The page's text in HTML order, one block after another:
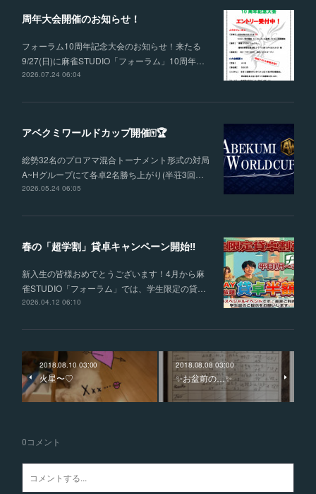
周年大会開催のお知らせ！
フォーラム10周年記念大会のお知らせ！来たる
9/27(日)に麻雀STUDIO「フォーラム」10周年…
2026.07.24 06:04
アベクミワールドカップ開催🀄🏆
総勢32名のプロアマ混合トーナメント形式の対局
A~Hグループにて各卓2名勝ち上がり(半荘3回…
2026.05.24 06:05
春の「超学割」貸卓キャンペーン開始‼
新入生の皆様おめでとうございます！4月から麻
雀STUDIO「フォーラム」では、学生限定の貸…
2026.04.12 06:10
2018.08.10 03:00
火星〜♡
2018.08.08 03:00
✨お盆前の…✨
0コメント